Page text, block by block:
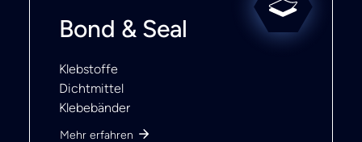
Bond & Seal
Klebstoffe
Dichtmittel